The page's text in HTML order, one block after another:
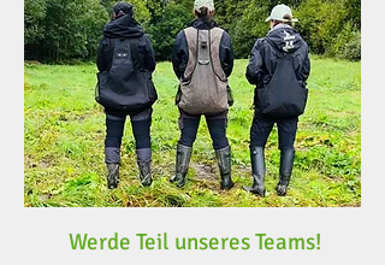
Werde Teil unseres Teams!